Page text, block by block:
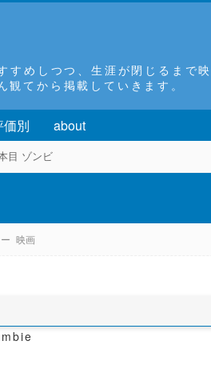
めしつつ、生涯が閉じるまで
観てから掲載していきます。
価別 about
目 ゾンビ
映画